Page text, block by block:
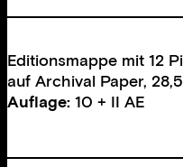
Editionsmappe mit 12
auf Archival Paper,
Auflage: 10 + II AE